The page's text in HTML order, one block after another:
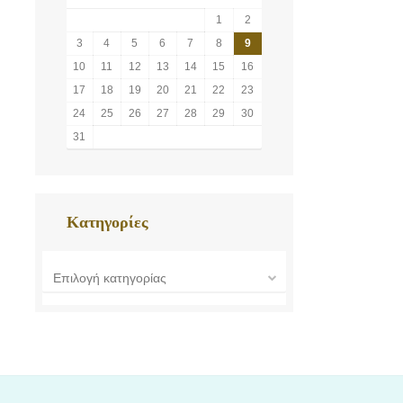
1
2
3
4 5 6 7 8
9
10
11 12 13 14 15
16
17
18 19 20 21 22
23
24
25 26 27 28 29
30
31
Κατηγορίες
Επιλογή κατηγορίας